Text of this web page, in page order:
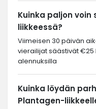
Kuinka paljon
liikkeessä?
Viimeisen 30 päivän
vierailijat säästivät
alennuksilla
Kuinka löydän
Plantagen-